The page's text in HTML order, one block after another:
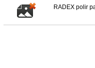
RADEX polir